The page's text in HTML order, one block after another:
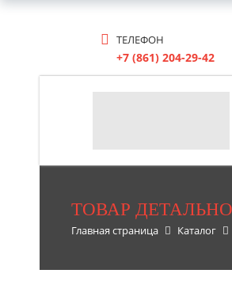
ТЕЛЕФОН
+7 (861) 204-29-42
ТОВАР ДЕТАЛЬНО
Главная страница Каталог